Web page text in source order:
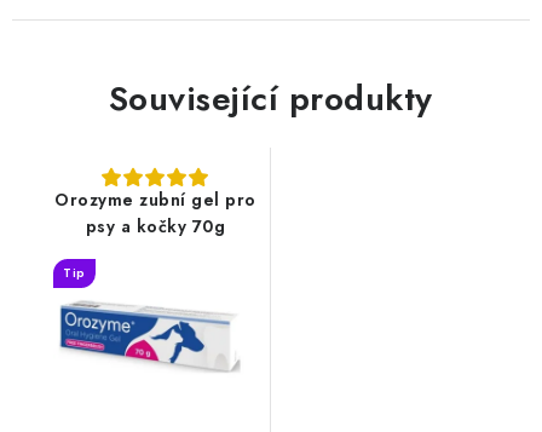
Související produkty
Orozyme zubní gel pro
psy a kočky 70g
Tip